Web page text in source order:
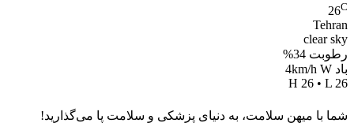
26C
Tehran
clear sky
رطوبت 34%
باد 4km/h W
H 26 • L 26
شما با میهن سلامت، به دنیای پزشکی و سلامت پا می‌گذارید!